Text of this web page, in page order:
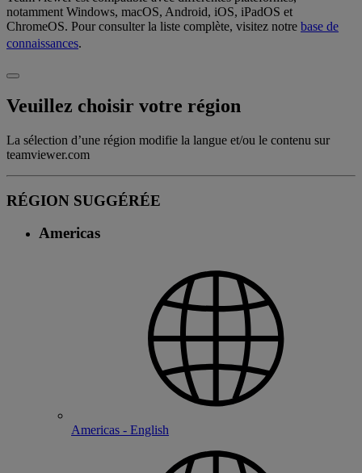
notamment Windows, macOS, Android, iOS, iPadOS et
ChromeOS. Pour consulter la liste complète, visitez notre base de
connaissances.
Veuillez choisir votre région
La sélection d’une région modifie la langue et/ou le contenu sur
teamviewer.com
RÉGION SUGGÉRÉE
Americas
Americas - English